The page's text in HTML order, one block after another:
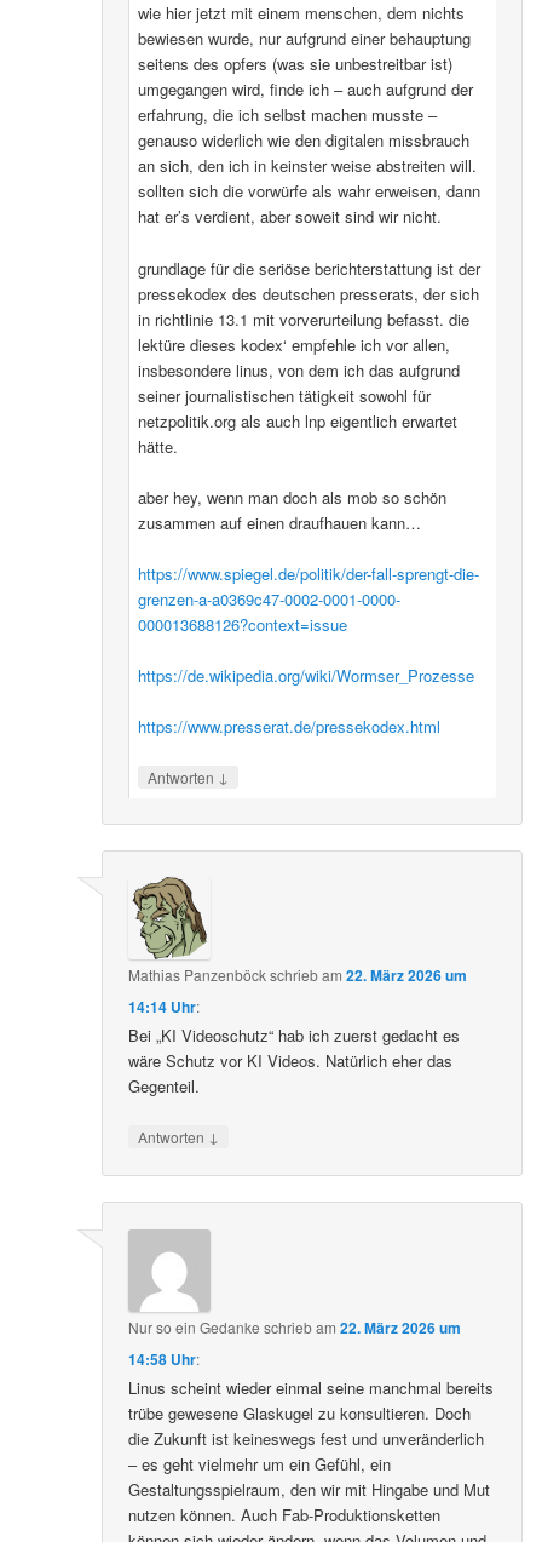
wie hier jetzt mit einem menschen, dem nichts
bewiesen wurde, nur aufgrund einer behauptung
seitens des opfers (was sie unbestreitbar ist)
umgegangen wird, finde ich – auch aufgrund der
erfahrung, die ich selbst machen musste –
genauso widerlich wie den digitalen missbrauch
an sich, den ich in keinster weise abstreiten will.
sollten sich die vorwürfe als wahr erweisen, dann
hat er’s verdient, aber soweit sind wir nicht.
grundlage für die seriöse berichterstattung ist der
pressekodex des deutschen presserats, der sich
in richtlinie 13.1 mit vorverurteilung befasst. die
lektüre dieses kodex‘ empfehle ich vor allen,
insbesondere linus, von dem ich das aufgrund
seiner journalistischen tätigkeit sowohl für
netzpolitik.org als auch lnp eigentlich erwartet
hätte.
aber hey, wenn man doch als mob so schön
zusammen auf einen draufhauen kann…
https://www.spiegel.de/politik/der-fall-sprengt-die-
grenzen-a-a0369c47-0002-0001-0000-
000013688126?context=issue
https://de.wikipedia.org/wiki/Wormser_Prozesse
https://www.presserat.de/pressekodex.html
Antworten ↓
Mathias Panzenböckschriebam22. März 2026 um
14:14 Uhr:
Bei „KI Videoschutz“ hab ich zuerst gedacht es
wäre Schutz vor KI Videos. Natürlich eher das
Gegenteil.
Antworten ↓
Nur so ein Gedanke schriebam22. März 2026 um
14:58 Uhr:
Linus scheint wieder einmal seine manchmal bereits
trübe gewesene Glaskugel zu konsultieren. Doch
die Zukunft ist keineswegs fest und unveränderlich
– es geht vielmehr um ein Gefühl, ein
Gestaltungsspielraum, den wir mit Hingabe und Mut
nutzen können. Auch Fab-Produktionsketten